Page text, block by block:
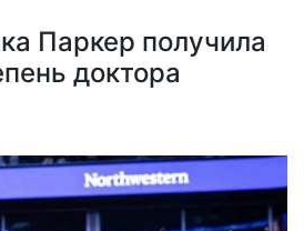
Паркер получила
доктора